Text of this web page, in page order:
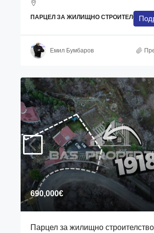
ПАРЦЕЛ ЗА ЖИЛИЩНО СТРОИТЕЛСТВО
Емил Бумбаров
690,000€
Парцел за жилищно